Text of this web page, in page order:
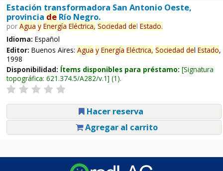
Estación transformadora San Antonio Oeste,
provincia deRío Negro.
por Agua y Energía Eléctrica, Sociedad del Estado.
Idioma: Español
Editor: Buenos Aires: Agua y Energía Eléctrica, Sociedad del Estado,
1998
Disponibilidad: Ítems disponibles para préstamo: Signatura
topográfica: 621.374.5/A282/v.1 (1).
Hacer reserva
Agregar al carrito